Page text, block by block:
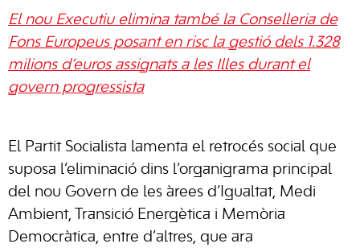
El nou Executiu elimina també la Conselleria de
Fons Europeus posant en risc la gestió dels 1.328
milions d’euros assignats a les Illes durant el
govern progressista
El Partit Socialista lamenta el retrocés social que
suposa l’eliminació dins l’organigrama principal
del nou Govern de les àrees d’Igualtat, Medi
Ambient, Transició Energètica i Memòria
Democràtica, entre d’altres, que ara